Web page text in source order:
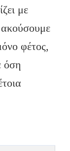
με
ακούσουμε
φέτος,
όση